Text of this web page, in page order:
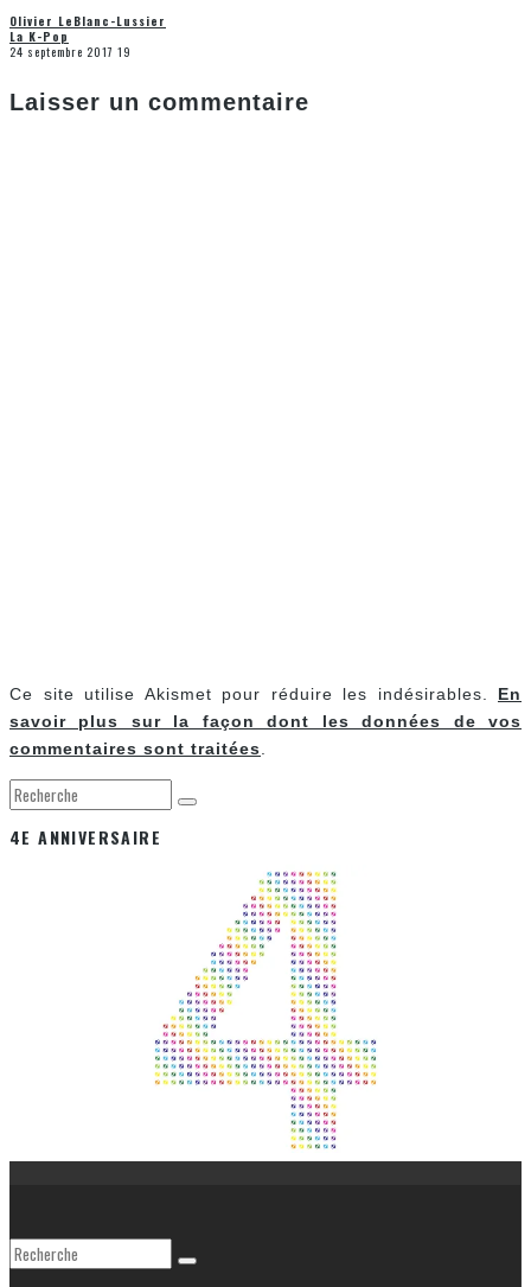
Olivier LeBlanc-Lussier
La K-Pop
24 septembre 2017 19
Laisser un commentaire
Ce site utilise Akismet pour réduire les indésirables. En
savoir plus sur la façon dont les données de vos
commentaires sont traitées.
4E ANNIVERSAIRE